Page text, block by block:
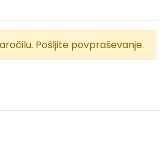
Pošljite povpraševanje.